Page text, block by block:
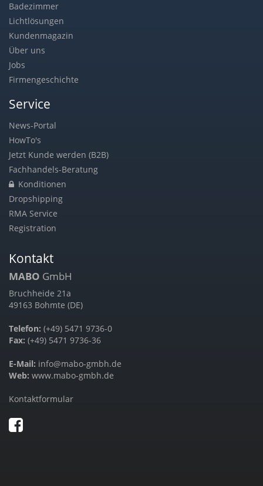
Badezimmer
Lichtlösungen
Kundenmagazin
Über uns
Jobs
Firmengeschichte
Service
News-Portal
HowTo's
Jetzt Kunde werden (B2B)
Fachhandels-Beratung
Konditionen
Dropshipping
RMA Service
Registration
Kontakt
MABO GmbH
Bruchheide 21a
49163 Bohmte (DE)
Telefon: (+49) 5471 9736-0
Fax: (+49) 5471 9736-36
E-Mail: info@mabo-gmbh.de
Web: www.mabo-gmbh.de
Kontaktformular